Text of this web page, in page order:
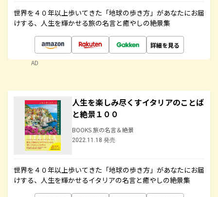
世界を４０年以上歩いてきた「地球の歩き方」があなたにお届
けする、人生を輝かせる旅の名言と癒やしの絶景集
詳細を見る
AD
人生を楽しみ尽くすイタリアのことば
と絶景１００
BOOKS 旅の名言＆絶景
2022.11.18 発売
世界を４０年以上歩いてきた「地球の歩き方」があなたにお届
けする、人生を輝かせるイタリアの名言と癒やしの絶景集